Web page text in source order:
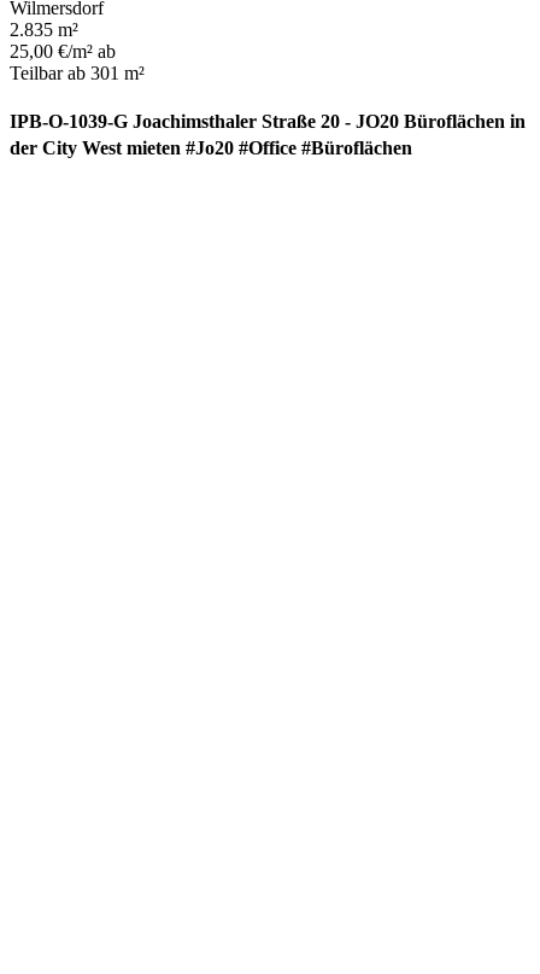
Wilmersdorf
2.835 m²
25,00 €/m² ab
Teilbar ab 301 m²
IPB-O-1039-G Joachimsthaler Straße 20 - JO20 Büroflächen in
der City West mieten #Jo20 #Office #Büroflächen